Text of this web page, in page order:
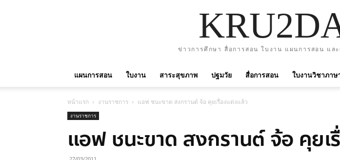
ข่าวการศึกษา สื่อการสอน ใบงาน แผนการสอน แล
แผนการสอน ใบงาน สาระสุขภาพ ปฐมวัย สื่อการสอน ใบงานวิชาภาษ
หน้าแรก งานราชการ แอฟ ชนะขาด สงกรานต์ จ้อ คุยเรื่องแต่งแล้ว
งานราชการ
แอฟ ชนะขาด สงกรานต์ จ้อ คุย